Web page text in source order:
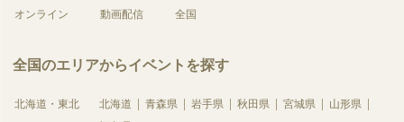
オンライン 動画配信 全国
全国のエリアからイベントを探す
北海道・東北 北海道 青森県 岩手県 秋田県 宮城県
山形県